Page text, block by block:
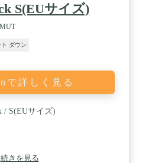
S(EUサイズ)
ダウン
で詳しく見る
/ S(EUサイズ)
続きを見る